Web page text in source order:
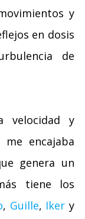
y
en dosis
de
velocidad y
encajaba
genera un
tiene los
, Guille, Iker y